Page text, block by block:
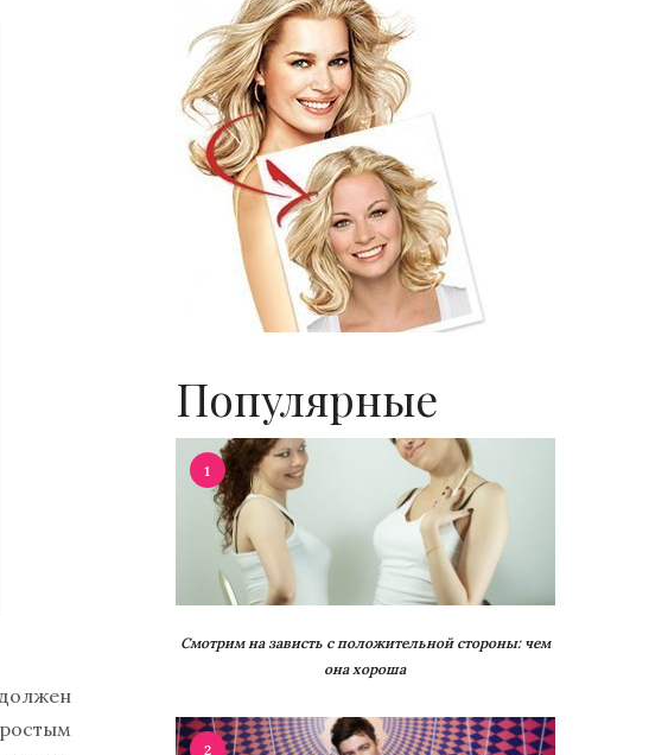
Популярные
1
Смотрим на зависть с положительной стороны: чем
она хороша
2